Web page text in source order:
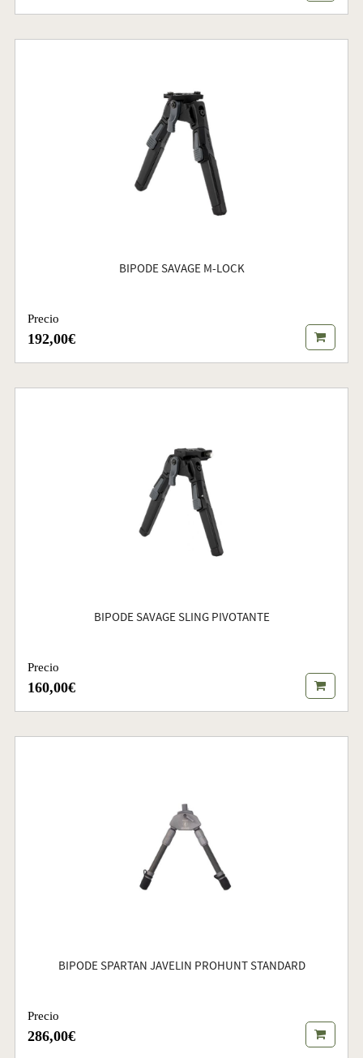
BIPODE SAVAGE M-LOCK
Precio
192,00€
BIPODE SAVAGE SLING PIVOTANTE
Precio
160,00€
BIPODE SPARTAN JAVELIN PROHUNT STANDARD
Precio
286,00€